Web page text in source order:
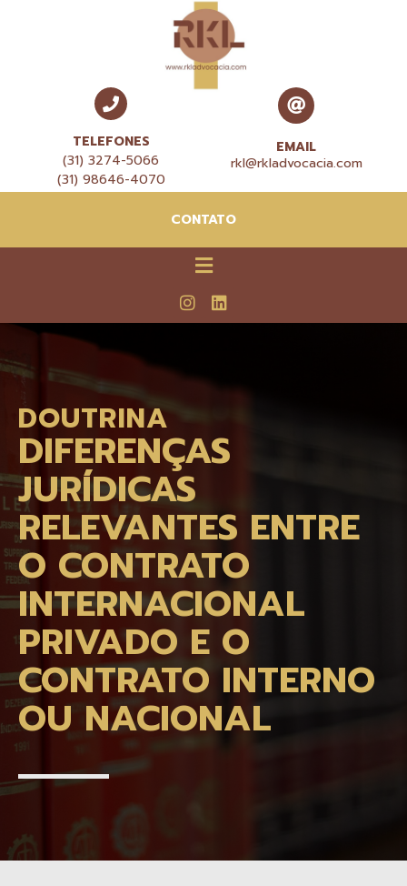
TELEFONES
(31) 3274-5066
(31) 98646-4070
EMAIL
rkl@rkladvocacia.com
CONTATO
DOUTRINA
DIFERENÇAS
JURÍDICAS
RELEVANTES ENTRE
O CONTRATO
INTERNACIONAL
PRIVADO E O
CONTRATO INTERNO
OU NACIONAL